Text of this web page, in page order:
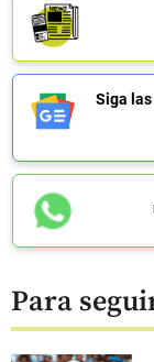
Siga las
Para